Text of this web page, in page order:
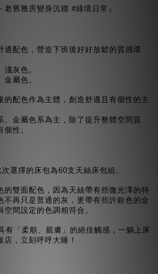
老舊雅房變身沉穩 #綠境日常』
適配色，營造下班後好好放鬆的質感環
淺灰色。
金屬色。
的配色作為主體，創造舒適且有個性的主
、金屬色系為主，除了提升整體空間質
個性。
次選擇的床包為60支天絲床包組。
的雙面配色，因為天絲帶有些微光澤的特
不再只是普通的灰，更帶有些許銀色的金
空間設定的色調相符合。
有「柔順、親膚」的絕佳觸感，一躺上床
店，立刻呼呼大睡！